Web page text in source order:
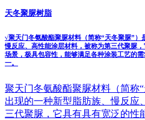
天冬聚脲树脂
√聚天门冬氨酸酯聚脲材料（简称“天冬聚脲”）
慢反应、高性能涂层材料，被称为第三代聚脲
场景，极具包容性，能够满足各种涂装工艺的
一。
聚天门冬氨酸酯聚脲材料（简称
出现的一种新型脂肪族、慢反应
三代聚脲，它具有具有宽泛的性